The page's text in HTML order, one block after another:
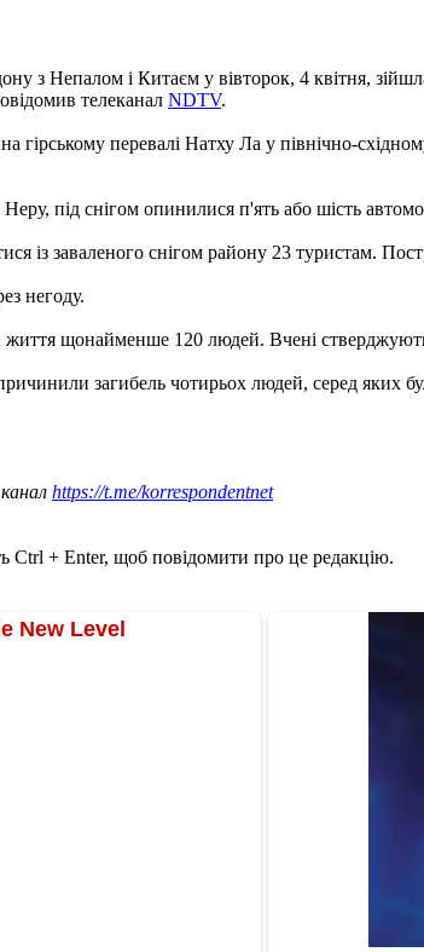
з Непалом і Китаєм у вівторок, 4 квітня,
телеканал NDTV.
гірському перевалі Натху Ла у північно-
під снігом опинилися п'ять або шість
із заваленого снігом району 23 туристам.
негоду.
життя щонайменше 120 людей. Вчені
загибель чотирьох людей, серед яких
https://t.me/korrespondentnet
Ctrl + Enter, щоб повідомити про це редакцію.